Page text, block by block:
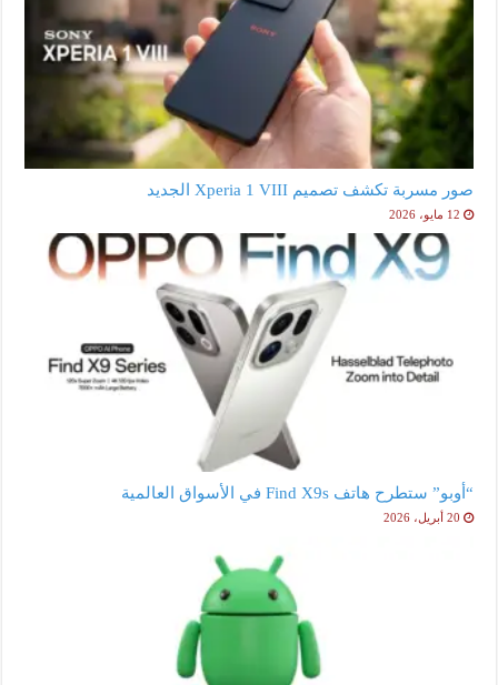
صور مسربة تكشف تصميم Xperia 1 VIII الجديد
12 مايو، 2026
“أوبو” ستطرح هاتف Find X9s في الأسواق العالمية
20 أبريل، 2026